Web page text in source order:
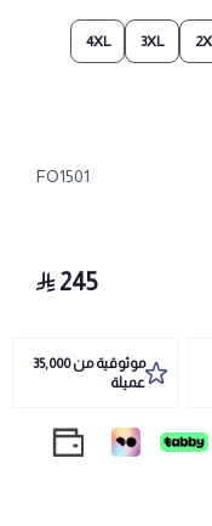
3XL
4XL
FO1501
245
موثوقية من 35,000
عميلة